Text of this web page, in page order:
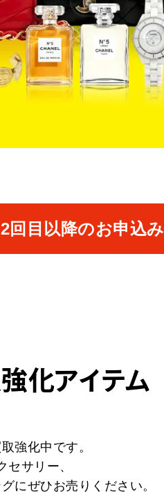
2回目以降のお申込み
化アイテム
強化中です。
セサリー、
にぜひお売りください。